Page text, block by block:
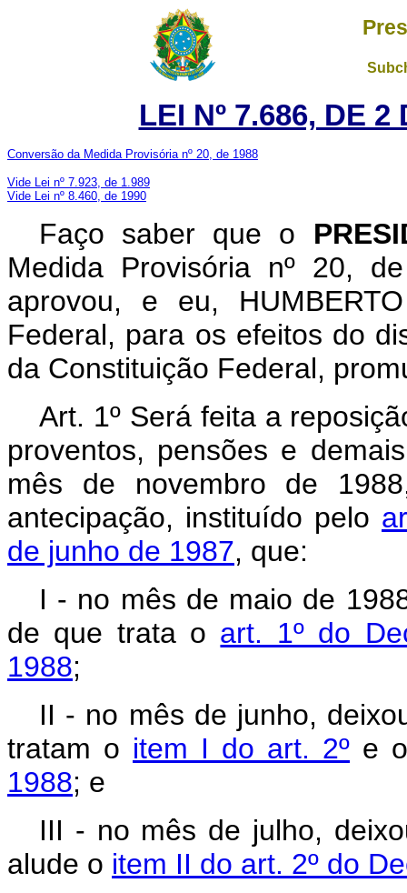
LEI Nº 7.686, DE
Conversão da Medida Provisória nº 20, de 1988
Vide Lei nº 7.923, de 1.989
Vide Lei nº 8.460, de 1990
Faço saber que o
Medida Provisória nº 20,
aprovou, e eu,
Federal, para os efeitos do
da Constituição Federal,
Art. 1º Será feita a
proventos, pensões e
mês de novembro de
antecipação, instituído pelo
de junho de 1987, que:
I - no mês de maio de
de que trata o art. 1º do
1988;
II - no mês de junho,
tratam o item I do art. 2º e
1988; e
III - no mês de julho,
alude o item II do art. 2º do